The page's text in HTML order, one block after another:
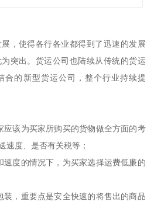
，使得各行各业都得到了迅速的发展
突出。货运公司也陆续从传统的货运
合的新型货运公司，整个行业持续提
应该为买家所购买的货物做全方面的考
速度、是否有关税等；
速度的情况下，为买家选择运费低廉的
装，重要点是安全快速的将售出的商品